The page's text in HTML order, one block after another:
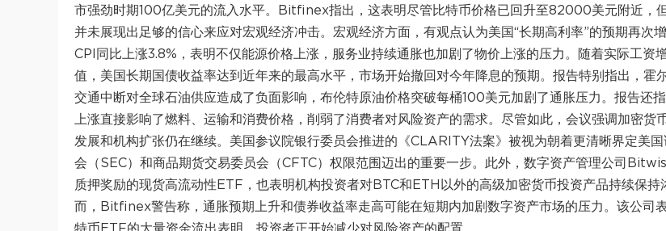
市强劲时期100亿美元的流入水平。Bitfinex指出，这表明尽管比特币价格已回升至82000美元附近，
并未展现出足够的信心来应对宏观经济冲击。宏观经济方面，有观点认为美国“长期高利率”的预期再次
CPI同比上涨3.8%，表明不仅能源价格上涨，服务业持续通胀也加剧了物价上涨的压力。随着实际工资
值，美国长期国债收益率达到近年来的最高水平，市场开始撤回对今年降息的预期。报告特别指出，霍
交通中断对全球石油供应造成了负面影响，布伦特原油价格突破每桶100美元加剧了通胀压力。报告还
上涨直接影响了燃料、运输和消费价格，削弱了消费者对风险资产的需求。尽管如此，会议强调加密货
发展和机构扩张仍在继续。美国参议院银行委员会推进的《CLARITY法案》被视为朝着更清晰界定美
会（SEC）和商品期货交易委员会（CFTC）权限范围迈出的重要一步。此外，数字资产管理公司
质押奖励的现货高流动性ETF，也表明机构投资者对BTC和ETH以外的高级加密货币投资产品持续保持
而，Bitfinex警告称，通胀预期上升和债券收益率走高可能在短期内加剧数字资产市场的压力。该公司